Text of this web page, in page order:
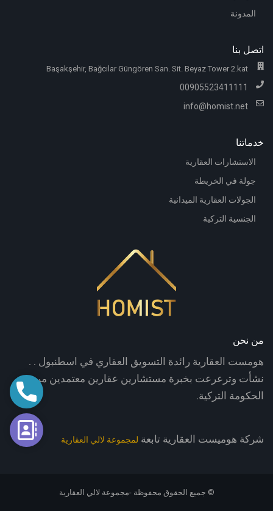
المدونة
اتصل بنا
Başakşehir, Bağcılar Güngören San. Sit. Beyaz Tower 2.kat
00905523411111
info@homist.net
خدماتنا
الاستشارات العقارية
جولة في الخريطة
الجولات العقارية الميدانية
الجنسية التركية
من نحن
هومست العقارية رائدة التسويق العقاري في اسطنبول . .
نشأت وترعرعت بخبرة مستشارين عقارين معتمدين من
الحكومة التركية.
شركة هوميست العقارية تابعة لمجموعة لالي العقارية
© جميع الحقوق محفوظة -مجموعة لالي العقارية
اتصال
فورم